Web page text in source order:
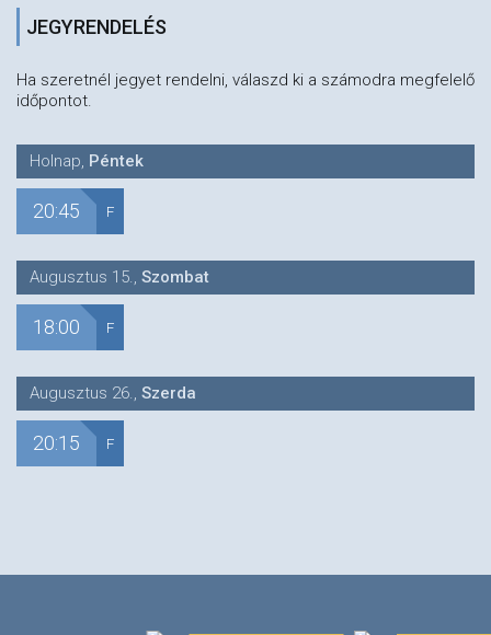
JEGYRENDELÉS
Ha szeretnél jegyet rendelni, válaszd ki a számodra megfelelő
időpontot.
Holnap Péntek
20:45 F
Augusztus 15. Szombat
18:00 F
Augusztus 26. Szerda
20:15 F